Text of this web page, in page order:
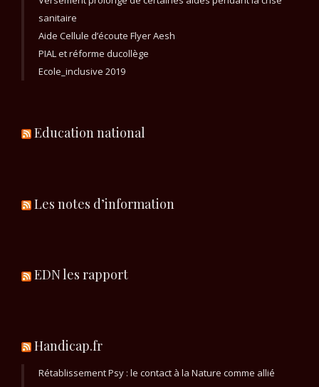
sanitaire
Aide Cellule d’écoute Flyer Aesh
PIAL et réforme ducollège
Ecole_inclusive 2019
Education national
Les notes d’information
EDN les rapport
Handicap.fr
Rétablissement Psy : le contact à la Nature comme allié